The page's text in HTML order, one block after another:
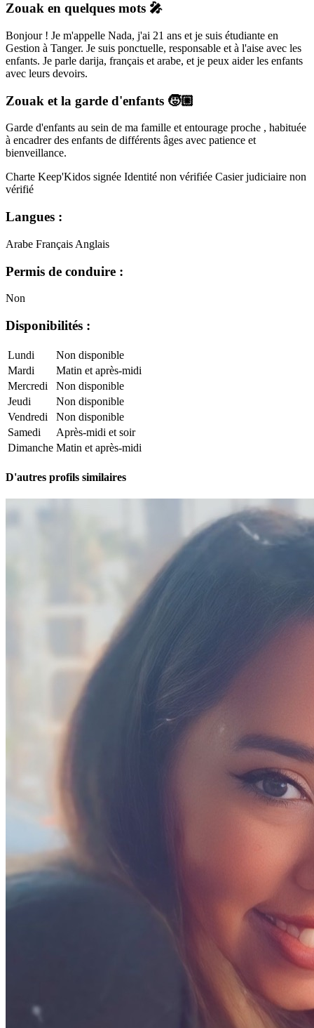
Zouak en quelques mots 🎤
Bonjour ! Je m'appelle Nada, j'ai 21 ans et je suis étudiante en
Gestion à Tanger. Je suis ponctuelle, responsable et à l'aise avec les
enfants. Je parle darija, français et arabe, et je peux aider les enfants
avec leurs devoirs.
Zouak et la garde d'enfants 🧒🏼
Garde d'enfants au sein de ma famille et entourage proche , habituée
à encadrer des enfants de différents âges avec patience et
bienveillance.
Charte Keep'Kidos signée Identité non vérifiée Casier judiciaire non
vérifié
Langues :
Arabe Français Anglais
Permis de conduire :
Non
Disponibilités :
Lundi
Non disponible
Mardi
Matin et après-midi
Mercredi
Non disponible
Jeudi
Non disponible
Vendredi
Non disponible
Samedi
Après-midi et soir
Dimanche Matin et après-midi
D'autres profils similaires